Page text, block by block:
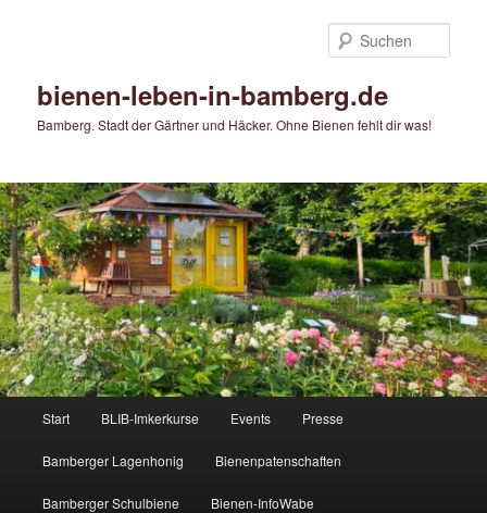
bienen-leben-in-bamberg.de
Bamberg. Stadt der Gärtner und Häcker. Ohne Bienen fehlt dir was!
Start BLIB-Imkerkurse Events Presse
Bamberger Lagenhonig Bienenpatenschaften
Bamberger Schulbiene Bienen-InfoWabe